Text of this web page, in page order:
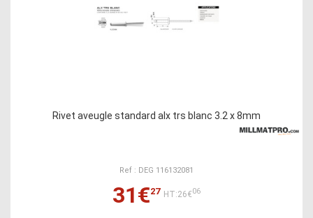
Rivet aveugle standard alx trs blanc 3.2 x 8mm
Ref : DEG 116132081
31€27 HT:26€06